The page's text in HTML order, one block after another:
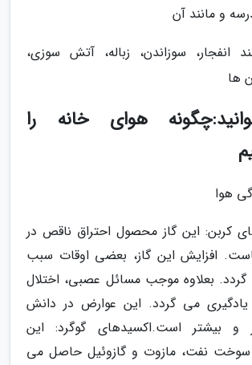
و مانند آن
انفجار، سوزاندن، زباله، آتش سوزی،
ها
هوای خانه را
هوا
کربن: این گاز محصول احتراق ناقص در
افزایش این گاز، بعضی اوقات سبب
بعلاوه موجب مسائل عصبی، اختلال
یادگیری می گردد. این عوارض در دانش
و بیشتر است.اکسیدهای گوگرد: این
سوخت نفت، مازوت و گازوئیل حاصل می